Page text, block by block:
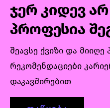
ჯერ კიდევ
პროფესია
შეავსე ქვიზი და
რეკომენდაციები
დაკავშირებით